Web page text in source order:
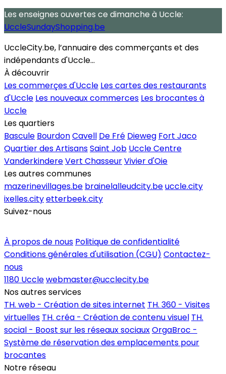
Les enseignes ouvertes ce dimanche à Uccle:
UccleSundayShopping.be
UccleCity.be, l’annuaire des commerçants et des
indépendants d'Uccle...
À découvrir
Les commerçes d'Uccle Les cartes des restaurants
d'Uccle Les nouveaux commerces Les brocantes à
Uccle
Les quartiers
Bascule BourdonCavell De Fré Dieweg Fort Jaco
Quartier des ArtisansSaint Job Uccle Centre
VanderkindereVert ChasseurVivier d'Oie
Les autres communes
mazerinevillages.be brainelalleudcity.beuccle.city
ixelles.cityetterbeek.city
Suivez-nous
À propos de nous Politique de confidentialité
Conditions générales d'utilisation (CGU) Contactez-
nous
1180 Ucclewebmaster@ucclecity.be
Nos autres services
TH. web - Création de sites internet TH. 360 - Visites
virtuelles TH. créa - Création de contenu visuel TH.
social - Boost sur les réseaux sociauxOrgaBroc -
Système de réservation des emplacements pour
brocantes
Notre réseau